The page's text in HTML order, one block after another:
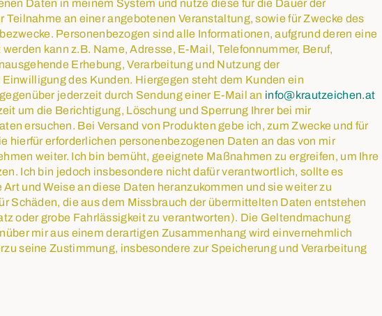
Daten in meinem System und nutze diese für die Dauer der
Teilnahme an einer angebotenen Veranstaltung, sowie für Zwecke des
Personenbezogen sind alle Informationen, aufgrund deren eine
kann z.B. Name, Adresse, E-Mail, Telefonnummer, Beruf,
Erhebung, Verarbeitung und Nutzung der
des Kunden. Hiergegen steht dem Kunden ein
jederzeit durch Sendung einer E-Mail an info@krautzeichen.at
um die Berichtigung, Löschung und Sperrung Ihrer bei mir
ersuchen. Bei Versand von Produkten gebe ich, zum Zwecke und für
hierfür erforderlichen personenbezogenen Daten an das von mir
weiter. Ich bin bemüht, geeignete Maßnahmen zu ergreifen, um Ihre
Ich bin jedoch insbesondere nicht dafür verantwortlich, sollte es
und Weise an diese Daten heranzukommen und sie weiter zu
Schäden, die aus dem Missbrauch der übermittelten Daten entstehen
oder grobe Fahrlässigkeit zu verantworten). Die Geltendmachung
mir aus einem derartigen Zusammenhang wird einvernehmlich
seine Zustimmung, insbesondere zur Speicherung und Verarbeitung